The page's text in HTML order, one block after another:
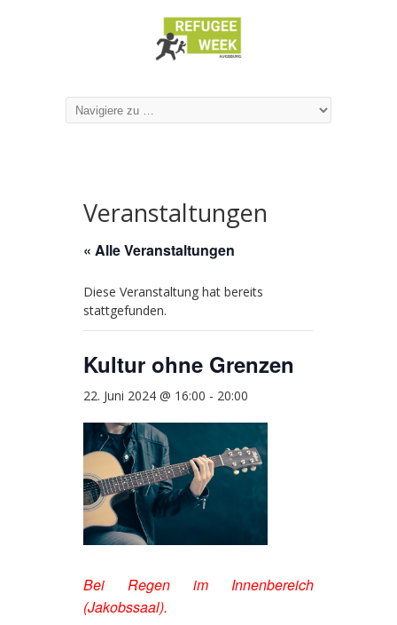
Veranstaltungen
« Alle Veranstaltungen
Diese Veranstaltung hat bereits
stattgefunden.
Kultur ohne Grenzen
22. Juni 2024 @ 16:00 - 20:00
Bei Regen im Innenbereich
(Jakobssaal).